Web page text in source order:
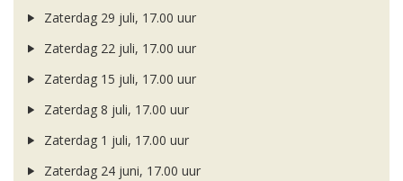
Zaterdag 29 juli, 17.00 uur
Zaterdag 22 juli, 17.00 uur
Zaterdag 15 juli, 17.00 uur
Zaterdag 8 juli, 17.00 uur
Zaterdag 1 juli, 17.00 uur
Zaterdag 24 juni, 17.00 uur